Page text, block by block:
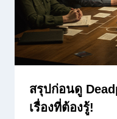
สรุปก่อนดู
เรื่องที่ต้องรู้!